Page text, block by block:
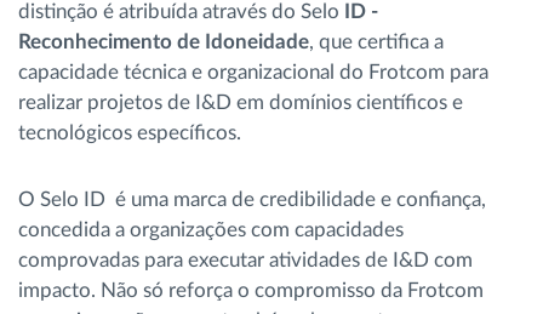
distinção é atribuída através do Selo
ID -
Reconhecimento de Idoneidade, que certifica a
capacidade técnica e organizacional do Frotcom para
realizar projetos de I&D em domínios científicos e
tecnológicos específicos.
O Selo ID é uma marca de credibilidade e confiança,
concedida a organizações com capacidades
comprovadas para executar atividades de I&D com
impacto. Não só reforça o compromisso da Frotcom